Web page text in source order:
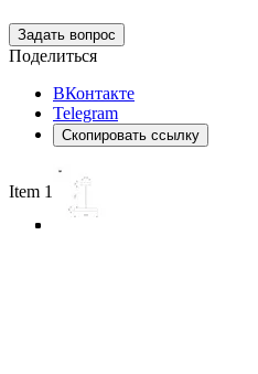
Задать вопрос
Поделиться
ВКонтакте
Telegram
Скопировать ссылку
Item 1 of 4